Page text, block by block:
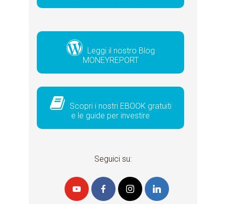
Leggi il nostro Blog
MONEYREPORT
Scopri i nostri EBOOK gratuiti
e le guide per investire
Seguici su: